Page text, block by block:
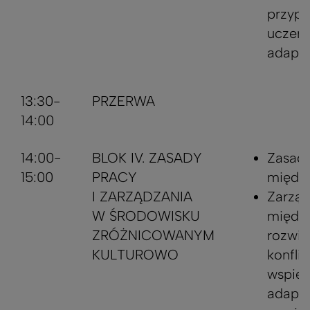
13:30-
14:00
PRZERWA
14:00-
15:00
BLOK IV. ZASADY
PRACY
I ZARZĄDZANIA
W ŚRODOWISKU
ZRÓŻNICOWANYM
KULTUROWO